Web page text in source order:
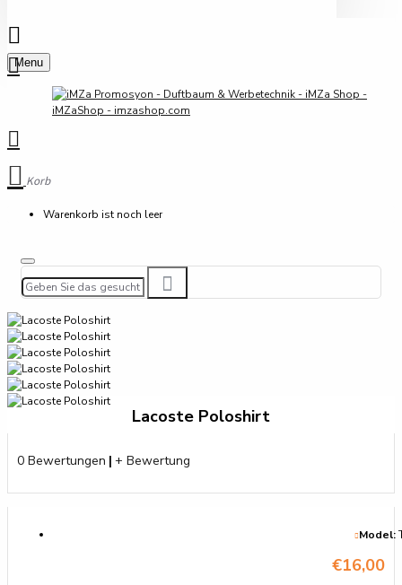
Menu
Korb
Warenkorb ist noch leer
Lacoste Poloshirt
0 Bewertungen | + Bewertung
€16,00
Model: